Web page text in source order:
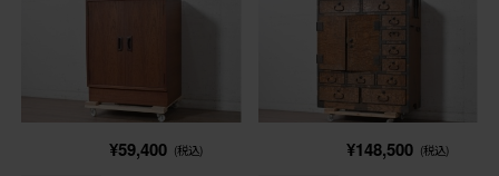
¥59,400 (税込) ¥148,500 (税込)